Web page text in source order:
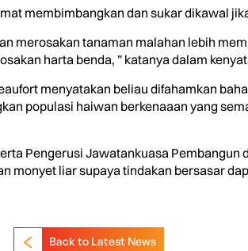
membimbangkan dan sukar dikawal
merosakan tanaman malahan lebih
harta benda, ” katanya dalam
menyatakan beliau difahamkan
populasi haiwan berkenaaan yang
Pengerusi Jawatankuasa Pembangun
monyet liar supaya tindakan bersasar
Back to Latest News